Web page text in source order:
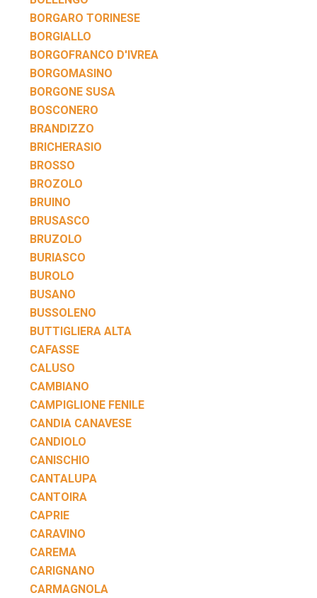
BORGARO TORINESE
BORGIALLO
BORGOFRANCO D'IVREA
BORGOMASINO
BORGONE SUSA
BOSCONERO
BRANDIZZO
BRICHERASIO
BROSSO
BROZOLO
BRUINO
BRUSASCO
BRUZOLO
BURIASCO
BUROLO
BUSANO
BUSSOLENO
BUTTIGLIERA ALTA
CAFASSE
CALUSO
CAMBIANO
CAMPIGLIONE FENILE
CANDIA CANAVESE
CANDIOLO
CANISCHIO
CANTALUPA
CANTOIRA
CAPRIE
CARAVINO
CAREMA
CARIGNANO
CARMAGNOLA